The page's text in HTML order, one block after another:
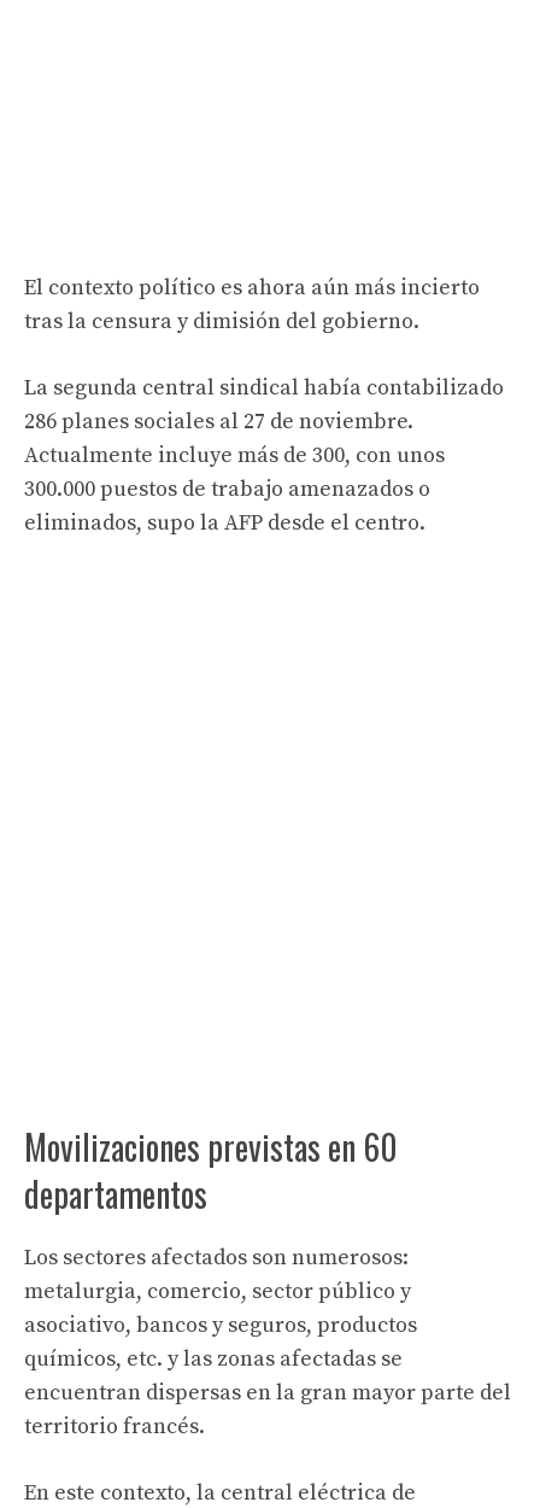
El contexto político es ahora aún más incierto
tras la censura y dimisión del gobierno.
La segunda central sindical había contabilizado
286 planes sociales al 27 de noviembre.
Actualmente incluye más de 300, con unos
300.000 puestos de trabajo amenazados o
eliminados, supo la AFP desde el centro.
Movilizaciones previstas en 60
departamentos
Los sectores afectados son numerosos:
metalurgia, comercio, sector público y
asociativo, bancos y seguros, productos
químicos, etc. y las zonas afectadas se
encuentran dispersas en la gran mayor parte del
territorio francés.
En este contexto, la central eléctrica de